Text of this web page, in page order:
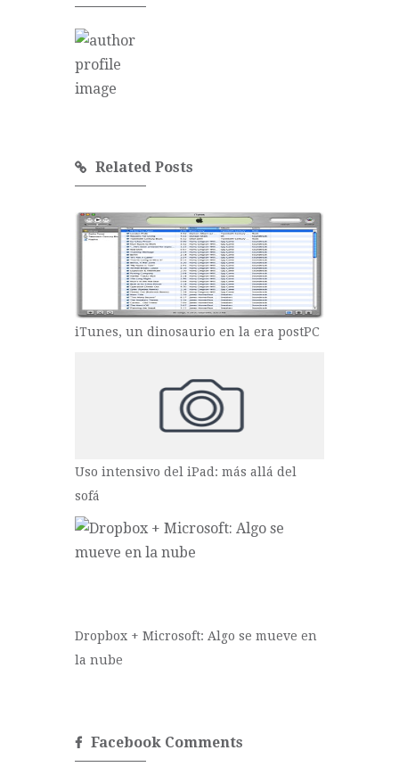
Related Posts
iTunes, un dinosaurio en la era postPC
Uso intensivo del iPad: más allá del
sofá
Dropbox + Microsoft: Algo se mueve en
la nube
Facebook Comments